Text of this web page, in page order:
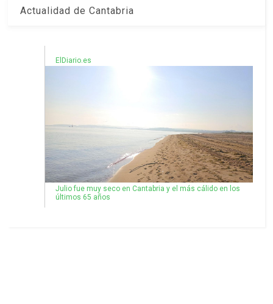
Actualidad de Cantabria
ElDiario.es
Julio fue muy seco en Cantabria y el más cálido en los
últimos 65 años